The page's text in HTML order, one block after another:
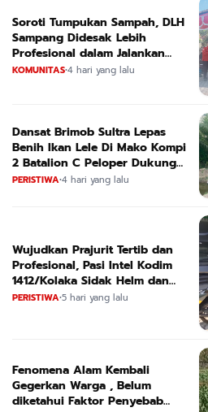
Soroti Tumpukan Sampah, DLH
Sampang Didesak Lebih
Profesional dalam Jalankan
Tugas
KOMUNITAS•4 hari yang lalu
Dansat Brimob Sultra Lepas
Benih Ikan Lele Di Mako Kompi
2 Batalion C Peloper Dukung
ketahanan Pangan Nasional
PERISTIWA•4 hari yang lalu
Wujudkan Prajurit Tertib dan
Profesional, Pasi Intel Kodim
1412/Kolaka Sidak Helm dan
Kendaraan
PERISTIWA•5 hari yang lalu
Fenomena Alam Kembali
Gegerkan Warga , Belum
diketahui Faktor Penyebab